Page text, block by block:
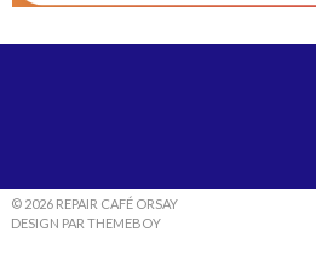
© 2026 REPAIR CAFÉ ORSAY
DESIGN PAR THEMEBOY